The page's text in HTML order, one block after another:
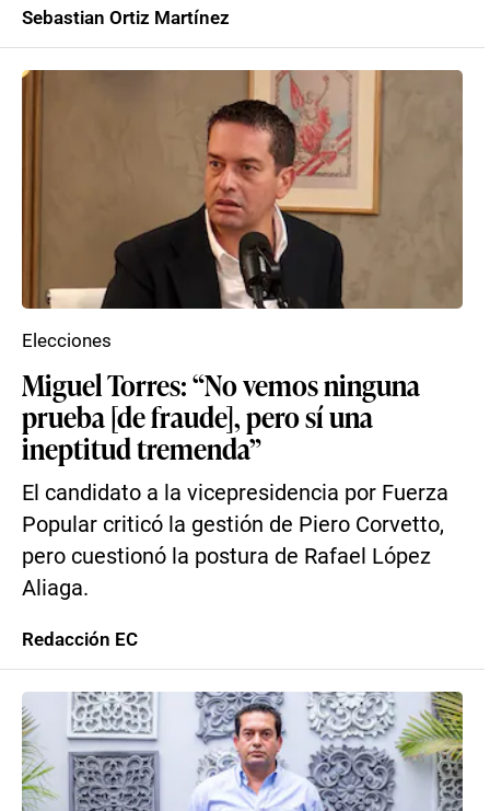
Sebastian Ortiz Martínez
Miguel Torres: “No vemos ninguna
prueba [de fraude], pero sí una
ineptitud tremenda”
El candidato a la vicepresidencia por Fuerza
Popular criticó la gestión de Piero Corvetto,
pero cuestionó la postura de Rafael López
Aliaga.
Elecciones
Redacción EC